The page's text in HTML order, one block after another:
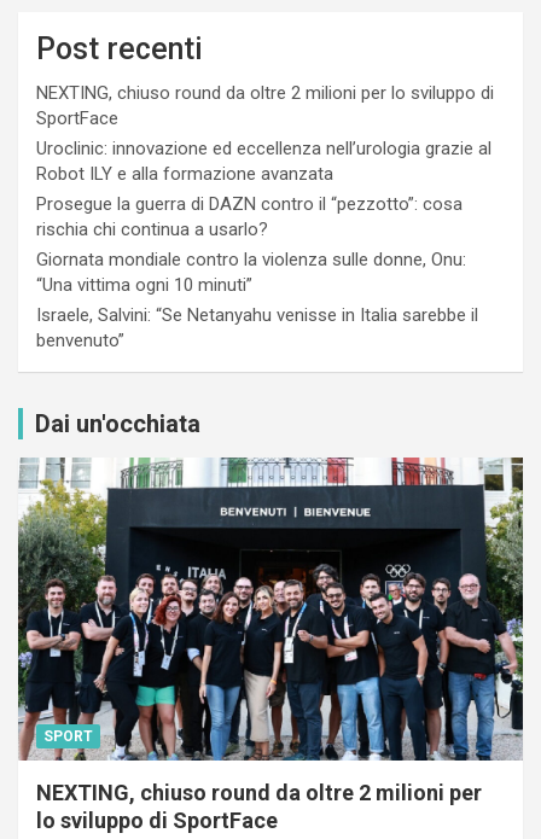
Post recenti
NEXTING, chiuso round da oltre 2 milioni per lo sviluppo di
SportFace
Uroclinic: innovazione ed eccellenza nell’urologia grazie al
Robot ILY e alla formazione avanzata
Prosegue la guerra di DAZN contro il “pezzotto”: cosa
rischia chi continua a usarlo?
Giornata mondiale contro la violenza sulle donne, Onu:
“Una vittima ogni 10 minuti”
Israele, Salvini: “Se Netanyahu venisse in Italia sarebbe il
benvenuto”
Dai un'occhiata
SPORT
NEXTING, chiuso round da oltre 2 milioni per
lo sviluppo di SportFace